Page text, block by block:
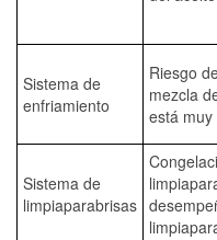
Sistema de
enfriamiento
Riesgo
mezcla
está muy
Sistema de
limpiaparabrisas